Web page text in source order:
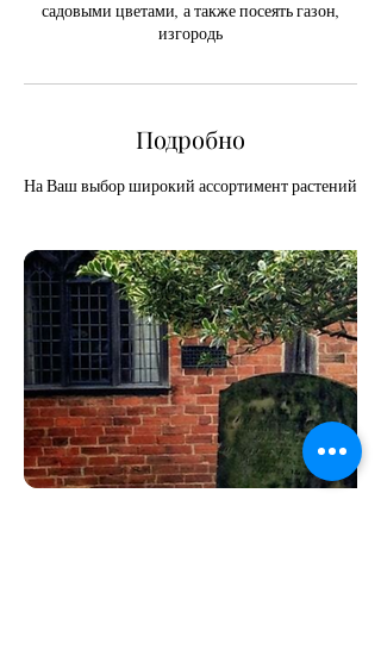
садовыми цветами, а также посеять газон,
изгородь
Подробно
На Ваш выбор широкий ассортимент растений